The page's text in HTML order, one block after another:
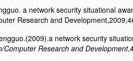
a network security situational
Research and
network security
Computer Research and Development